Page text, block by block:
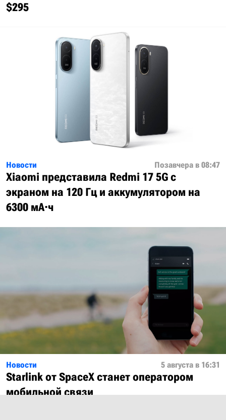
$295
Новости Позавчера в 08:47
Xiaomi представила Redmi 17 5G с
экраном на 120 Гц и аккумулятором на
6300 мА·ч
Новости 5 августа в 16:31
Starlink от SpaceX станет оператором
мобильной связи